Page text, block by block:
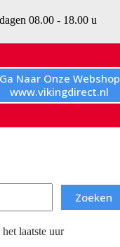
08.00 - 18.00 u
Ga Naar Onze Webshop
www.vikingdirect.nl
Zoeken
laatste uur